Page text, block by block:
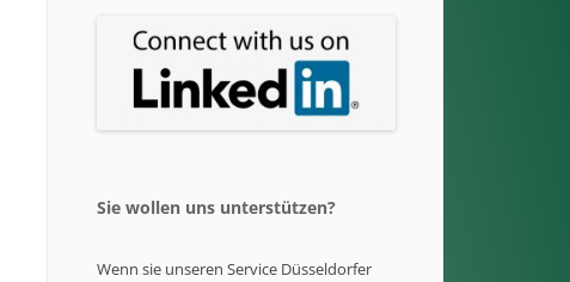
Sie wollen uns unterstützen?
Wenn sie unseren Service Düsseldorfer